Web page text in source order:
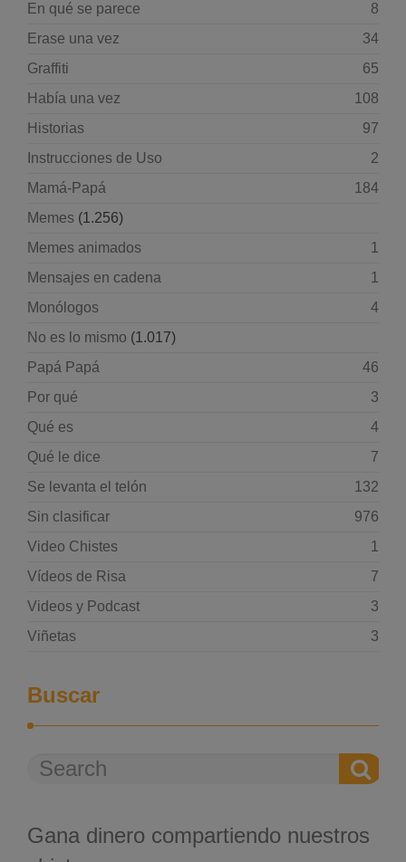
En qué se parece
8
Erase una vez
34
Graffiti
65
Había una vez
108
Historias
97
Instrucciones de Uso
2
Mamá-Papá
184
Memes (1.256)
Memes animados
1
Mensajes en cadena
1
Monólogos
4
No es lo mismo (1.017)
Papá Papá
46
Por qué
3
Qué es
4
Qué le dice
7
Se levanta el telón
132
Sin clasificar
976
Video Chistes
1
Vídeos de Risa
7
Videos y Podcast
3
Viñetas
3
Buscar
Gana dinero compartiendo nuestros